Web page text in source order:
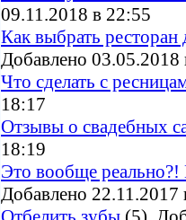
09.11.2018 в 22:55
Как выбрать
Добавлено 03.05.2018
Что сделать с
18:17
Отзывы о свадебных
18:19
Это вообще реально?!
Добавлено 22.11.2017